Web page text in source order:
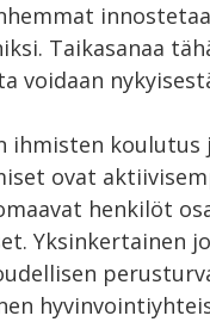
Taikasanaa
ihmisten
ovat
henkilöt
Yksinkertainen